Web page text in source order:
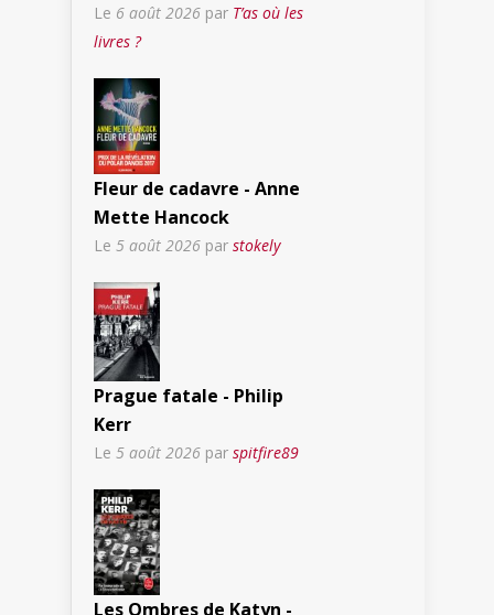
Le 6 août 2026 par T’as où les
livres ?
Fleur de cadavre - Anne
Mette Hancock
Le 5 août 2026 par stokely
Prague fatale - Philip
Kerr
Le 5 août 2026 par spitfire89
Les Ombres de Katyn -